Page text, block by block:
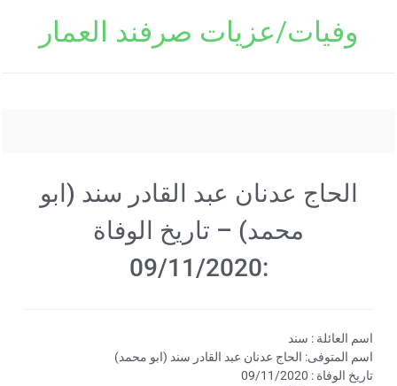
وفيات/عزيات صرفند العمار
الحاج عدنان عبد القادر سند (ابو
محمد) – تاريخ الوفاة
:09/11/2020
اسم العائلة : سند
اسم المتوفى: الحاج عدنان عبد القادر سند (ابو محمد)
تاريخ الوفاة : 09/11/2020